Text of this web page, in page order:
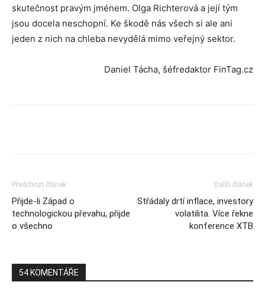
skutečnost pravým jménem. Olga Richterová a její tým
jsou docela neschopní. Ke škodě nás všech si ale ani
jeden z nich na chleba nevydělá mimo veřejný sektor.
Daniel Tácha, šéfredaktor FinTag.cz
Předchozí článek
Přijde-li Západ o
technologickou převahu, přijde
o všechno
Další článek
Střádaly drtí inflace, investory
volatilita. Více řekne
konference XTB
54 KOMENTÁŘE